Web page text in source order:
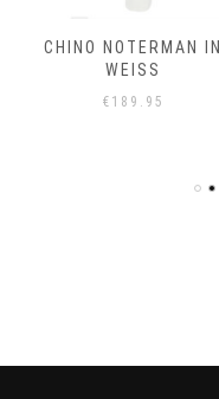
CHINO NOTERMAN IN
WEISS
€ 189.95